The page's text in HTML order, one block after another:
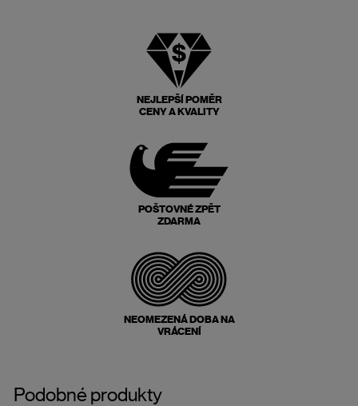
NEJLEPŠÍ POMĚR
CENY A KVALITY
POŠTOVNÉ ZPĚT
ZDARMA
NEOMEZENÁ DOBA NA
VRÁCENÍ
Podobné produkty